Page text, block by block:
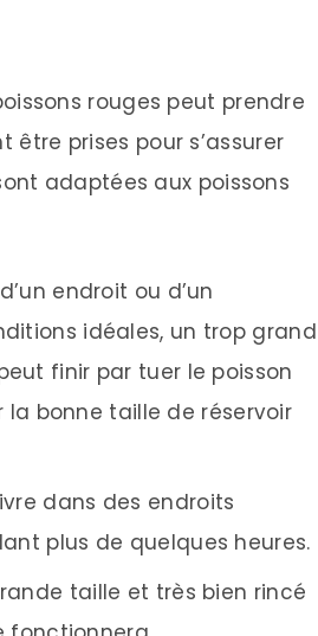
rouges peut prendre
prises pour s’assurer
adaptées aux poissons
endroit ou d’un
idéales, un trop grand
finir par tuer le poisson
la bonne taille de réservoir
dans des endroits
plus de quelques heures.
taille et très bien rincé